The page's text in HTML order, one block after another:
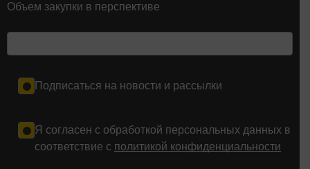
Объем закупки в перспективе
Подписаться на новости и рассылки
Я согласен с обработкой персональных данных в
соответствие с политикой конфиденциальности